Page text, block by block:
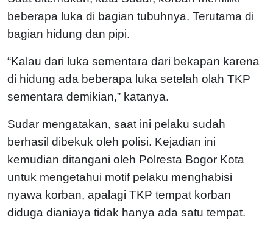
beberapa luka di bagian tubuhnya. Terutama di
bagian hidung dan pipi.
“Kalau dari luka sementara dari bekapan karena
di hidung ada beberapa luka setelah olah TKP
sementara demikian,” katanya.
Sudar mengatakan, saat ini pelaku sudah
berhasil dibekuk oleh polisi. Kejadian ini
kemudian ditangani oleh Polresta Bogor Kota
untuk mengetahui motif pelaku menghabisi
nyawa korban, apalagi TKP tempat korban
diduga dianiaya tidak hanya ada satu tempat.